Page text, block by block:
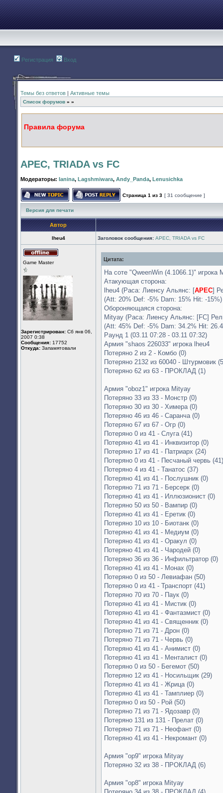
Регистрация Вход
Темы без ответов | Активные темы
Список форумов » »
Правила форума
АРЕС, TRIADA vs FC
Модераторы: Ianina, Lagshmiwara, Andy_Panda, Lenusichka
Начать новую тему Ответить на тему
Страница 1 из 3 [ 31 сообщение ]
Версия для печати
Автор
lheu4 Заголовок сообщения: АРЕС, TRIADA vs FC
Game Master
Зарегистрирован: Сб янв 06,
2007 0:38
Сообщения: 17752
Откуда: Запамятовали
Цитата:
На соте "QweenWin (4.1066.1)"
Атакующая сторона:
lheu4 (Раса: Лиенсу Альянс: [APEC]
(Att: 20% Def: -5% Dam: 15% Hit: -15%)
Обороняющаяся сторона:
Mityay (Раса: Лиенсу Альянс: [FC]
(Att: 45% Def: -5% Dam: 34.2% Hit:
Раунд 1 (03.11 07:28 - 03.11 07:32)
Армия "shaos 226033" игрока lheu4
Потеряно 2 из 2 - Комбо (0)
Потеряно 2132 из 60040 - Штурмовик
Потеряно 62 из 63 - ПРОКЛАД (1)
Армия "oboz1" игрока Mityay
Потеряно 33 из 33 - Монстр (0)
Потеряно 30 из 30 - Химера (0)
Потеряно 46 из 46 - Саранча (0)
Потеряно 67 из 67 - Огр (0)
Потеряно 0 из 41 - Слуга (41)
Потеряно 41 из 41 - Инквизитор (0)
Потеряно 17 из 41 - Патриарх (24)
Потеряно 0 из 41 - Песчаный червь (41)
Потеряно 4 из 41 - Танатос (37)
Потеряно 41 из 41 - Послушник (0)
Потеряно 71 из 71 - Берсерк (0)
Потеряно 41 из 41 - Иллюзионист (0)
Потеряно 50 из 50 - Вампир (0)
Потеряно 41 из 41 - Еретик (0)
Потеряно 10 из 10 - Биотанк (0)
Потеряно 41 из 41 - Медиум (0)
Потеряно 41 из 41 - Оракул (0)
Потеряно 41 из 41 - Чародей (0)
Потеряно 36 из 36 - Инфильтратор (0)
Потеряно 41 из 41 - Монах (0)
Потеряно 0 из 50 - Левиафан (50)
Потеряно 0 из 41 - Транспорт (41)
Потеряно 70 из 70 - Паук (0)
Потеряно 41 из 41 - Мистик (0)
Потеряно 41 из 41 - Фантазмист (0)
Потеряно 41 из 41 - Священник (0)
Потеряно 71 из 71 - Дрон (0)
Потеряно 71 из 71 - Червь (0)
Потеряно 41 из 41 - Анимист (0)
Потеряно 41 из 41 - Менталист (0)
Потеряно 0 из 50 - Бегемот (50)
Потеряно 12 из 41 - Носильщик (29)
Потеряно 41 из 41 - Жрица (0)
Потеряно 41 из 41 - Тамплиер (0)
Потеряно 0 из 50 - Рой (50)
Потеряно 71 из 71 - Ядозавр (0)
Потеряно 131 из 131 - Прелат (0)
Потеряно 71 из 71 - Неофант (0)
Потеряно 41 из 41 - Некромант (0)
Армия "op9" игрока Mityay
Потеряно 32 из 38 - ПРОКЛАД (6)
Армия "op8" игрока Mityay